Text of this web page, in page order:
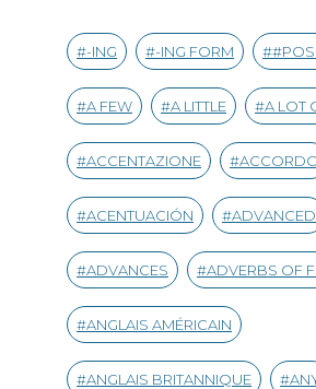
-ING -ING FORM
A FEW A LITTLE A LOT
ACCENTAZIONE
ACENTUACIÓN ADVANCED
ADVANCES ADVERBS OF
ANGLAIS AMÉRICAIN
ANGLAIS BRITANNIQUE